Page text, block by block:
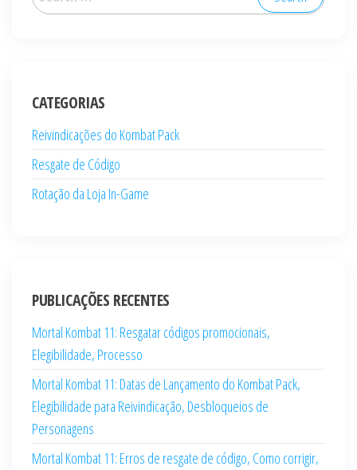
for:
CATEGORIAS
Reivindicações do Kombat Pack
Resgate de Código
Rotação da Loja In-Game
PUBLICAÇÕES RECENTES
Mortal Kombat 11: Resgatar códigos promocionais,
Elegibilidade, Processo
Mortal Kombat 11: Datas de Lançamento do Kombat Pack,
Elegibilidade para Reivindicação, Desbloqueios de
Personagens
Mortal Kombat 11: Erros de resgate de código, Como corrigir,